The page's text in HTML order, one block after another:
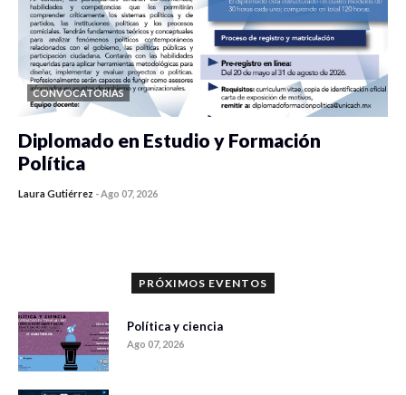
CONVOCATORIAS
Diplomado en Estudio y Formación
Política
Laura Gutiérrez -Ago 07, 2026
PRÓXIMOS EVENTOS
Política y ciencia
Ago 07, 2026